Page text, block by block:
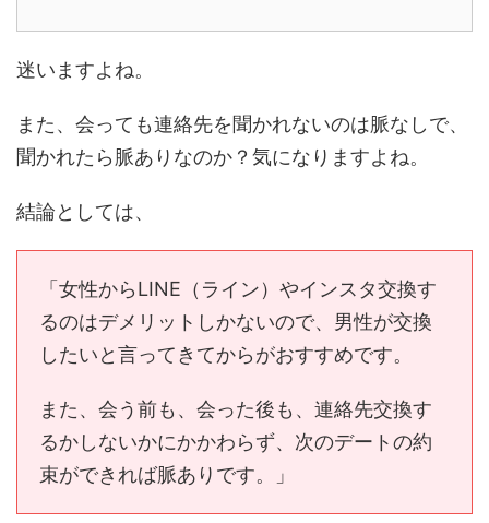
迷いますよね。
また、会っても連絡先を聞かれないのは脈なしで、
聞かれたら脈ありなのか？気になりますよね。
結論としては、
「女性からLINE（ライン）やインスタ交換す
るのはデメリットしかないので、男性が交換
したいと言ってきてからがおすすめです。
また、会う前も、会った後も、連絡先交換す
るかしないかにかかわらず、次のデートの約
束ができれば脈ありです。」